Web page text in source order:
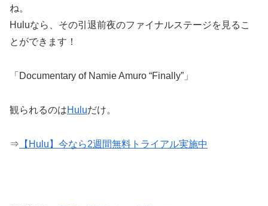
ね。
Huluなら、その引退前夜のファイナルステージを見るこ
とができます！
「Documentary of Namie Amuro “Finally”」
観られるのはHuluだけ。
⇒ 【Hulu】今なら2週間無料トライアル実施中